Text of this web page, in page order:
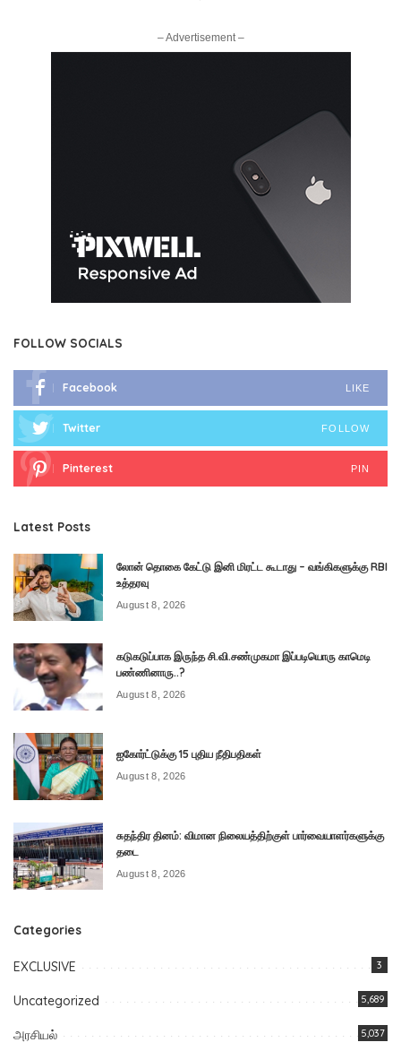
– Advertisement –
FOLLOW SOCIALS
Facebook LIKE
Twitter FOLLOW
Pinterest PIN
Latest Posts
லோன் தொகை கேட்டு இனி மிரட்ட கூடாது – வங்கிகளுக்கு RBI
உத்தரவு
August 8, 2026
கடுகடுப்பாக இருந்த சி.வி.சண்முகமா இப்படியொரு காமெடி
பண்ணினாரு..?
August 8, 2026
ஐகோர்ட்டுக்கு 15 புதிய நீதிபதிகள்
August 8, 2026
சுதந்திர தினம்: விமான நிலையத்திற்குள் பார்வையாளர்களுக்கு
தடை
August 8, 2026
Categories
EXCLUSIVE 3
Uncategorized 5,689
அரசியல் 5,037